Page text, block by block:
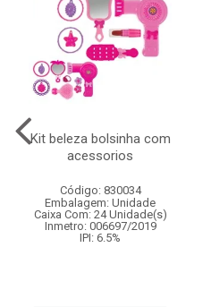
Kit beleza bolsinha com
acessorios
Código: 830034
Embalagem: Unidade
Caixa Com: 24 Unidade(s)
Inmetro: 006697/2019
IPI: 6.5%